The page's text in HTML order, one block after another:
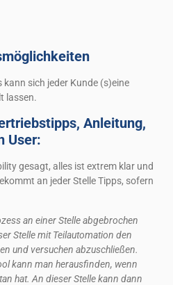
kann sich jeder Kunde (s)eine
lassen.
Anleitung,
User:
gesagt, alles ist extrem klar und
an jeder Stelle Tipps, sofern
an einer Stelle abgebrochen
Stelle mit Teilautomation den
und versuchen abzuschließen.
kann man herausfinden, wenn
hat. An dieser Stelle kann dann